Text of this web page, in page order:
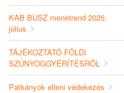
KAB BUSZ menetrend 2026.
július
TÁJÉKOZTATÓ FÖLDI
SZÚNYOGGYÉRÍTÉSRŐL
Patkányok elleni védekezés